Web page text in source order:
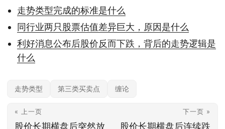
走势类型完成的标准是什么
同行业两只股票估值差异巨大，原因是什么
利好消息公布后股价反而下跌，背后的走势逻辑是
什么
走势类型 第三类买卖点 缠论
« 上一页
股价长期横盘后突然放
下一页 »
股价长期横盘后连续跌